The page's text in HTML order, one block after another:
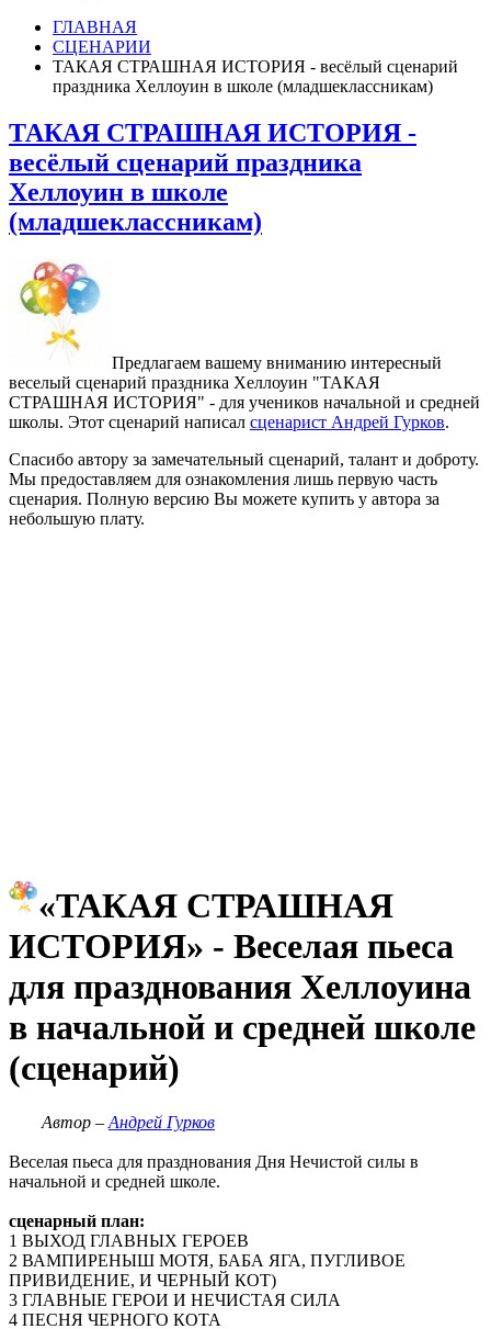
ГЛАВНАЯ
СЦЕНАРИИ
ТАКАЯ СТРАШНАЯ ИСТОРИЯ - весёлый сценарий
праздника Хеллоуин в школе (младшеклассникам)
ТАКАЯ СТРАШНАЯ ИСТОРИЯ -
весёлый сценарий праздника
Хеллоуин в школе
(младшеклассникам)
Предлагаем вашему вниманию интересный
веселый сценарий праздника Хеллоуин "ТАКАЯ
СТРАШНАЯ ИСТОРИЯ" - для учеников начальной и средней
школы. Этот сценарий написал сценарист Андрей Гурков.
Спасибо автору за замечательный сценарий, талант и доброту.
Мы предоставляем для ознакомления лишь первую часть
сценария. Полную версию Вы можете купить у автора за
небольшую плату.
«ТАКАЯ СТРАШНАЯ
ИСТОРИЯ» - Веселая пьеса
для празднования Хеллоуина
в начальной и средней школе
(сценарий)
Автор – Андрей Гурков
Веселая пьеса для празднования Дня Нечистой силы в
начальной и средней школе.
сценарный план:
1 ВЫХОД ГЛАВНЫХ ГЕРОЕВ
2 ВАМПИРЕНЫШ МОТЯ, БАБА ЯГА, ПУГЛИВОЕ
ПРИВИДЕНИЕ, И ЧЕРНЫЙ КОТ)
3 ГЛАВНЫЕ ГЕРОИ И НЕЧИСТАЯ СИЛА
4 ПЕСНЯ ЧЕРНОГО КОТА